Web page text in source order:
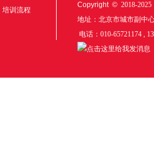
培训流程
Copyright © 2018-
地址：北京市城市副中
电话：010-65721174 ,